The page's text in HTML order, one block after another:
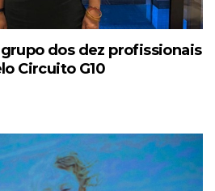
dos dez profissionais
Circuito G10